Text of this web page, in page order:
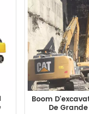
Boom
De